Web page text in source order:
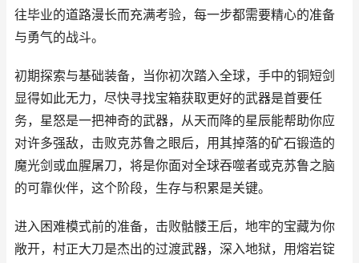
往毕业的道路漫长而充满考验，每一步都需要精心的准备
与勇气的战斗。
初期探索与基础装备，当你初次踏入全球，手中的铜短剑
显得如此无力，尽快寻找宝箱获取更好的武器是首要任
务，星怒是一把神奇的武器，从天而降的星辰能帮助你应
对许多强敌，击败克苏鲁之眼后，用其掉落的矿石锻造的
魔光剑或血腥屠刀，将是你面对全球吞噬者或克苏鲁之脑
的可靠伙伴，这个阶段，生存与积累是关键。
进入困难模式前的准备，击败骷髅王后，地牢的宝藏为你
敞开，村正大刀是杰出的过渡武器，深入地狱，用熔岩锭